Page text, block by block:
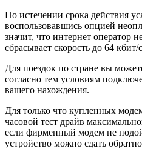
По истечении срока действия
воспользовавшись опцией
значит, что интернет оператор
сбрасывает скорость до 64 кбит/
Для поездок по стране вы
согласно тем условиям
вашего нахождения.
Для только что купленных
часовой тест драйв
если фирменный модем не
устройство можно сдать